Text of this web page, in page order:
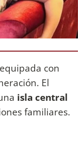
con
El
isla central
familiares.